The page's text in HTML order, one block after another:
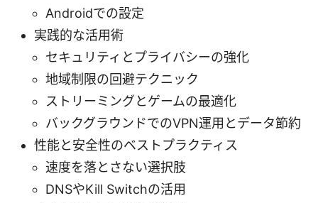
Androidでの設定
実践的な活用術
セキュリティとプライバシーの強化
地域制限の回避テクニック
ストリーミングとゲームの最適化
バックグラウンドでのVPN運用とデータ節約
性能と安全性のベストプラクティス
速度を落とさない選択肢
DNSやKill Switchの活用